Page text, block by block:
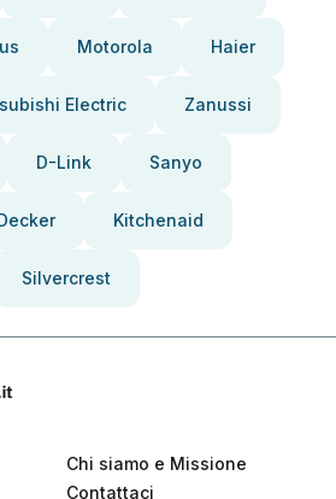
Motorola Haier
Electric Zanussi
D-Link Sanyo
Kitchenaid
Silvercrest
Chi siamo e Missione
Contattaci